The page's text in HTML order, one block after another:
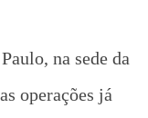
na sede da
operações já